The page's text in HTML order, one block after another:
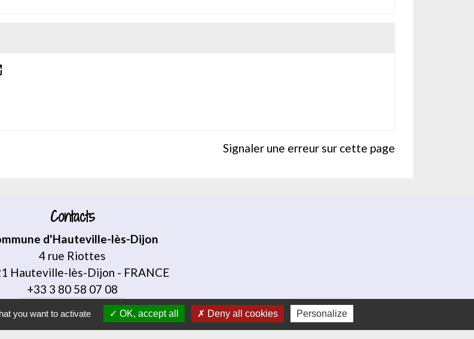
Signaler une erreur sur cette page
Contacts
d'Hauteville-lès-Dijon
4 rue Riottes
Hauteville-lès-Dijon - FRANCE
+33 3 80 58 07 08
Contact par formulaire
you want to activate OK, accept all Deny all cookies Personalize